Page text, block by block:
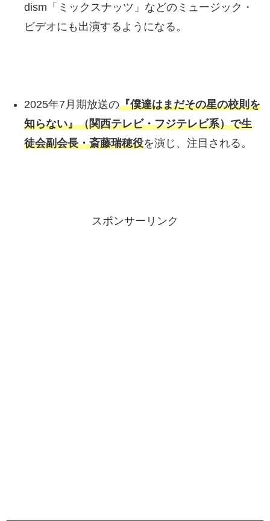
dism「ミックスナッツ」などのミュージック・
ビデオにも出演するようになる。
2025年7月期放送の『僕達はまだその星の校則を
知らない』（関西テレビ・フジテレビ系）で生
徒会副会長・斎藤瑞穂役を演じ、注目される。
スポンサーリンク